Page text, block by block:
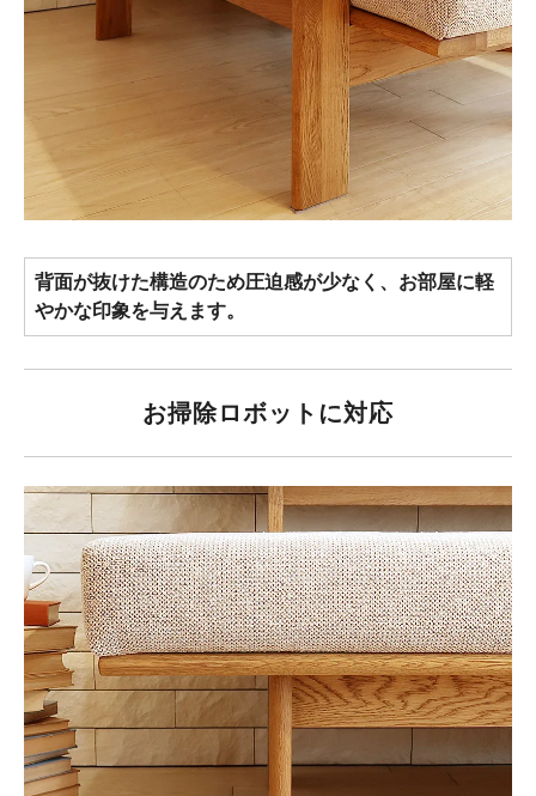
背面が抜けた構造のため圧迫感が少なく、お部屋に軽
やかな印象を与えます。
お掃除ロボットに対応